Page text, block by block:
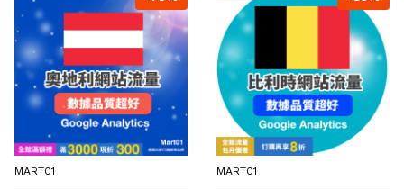
MART01 MART01